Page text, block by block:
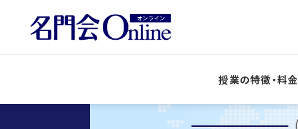
授業の特徴・料金